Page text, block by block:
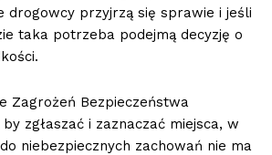
drogowcy przyjrzą się sprawie i jeśli
taka potrzeba podejmą decyzję o
Zagrożeń Bezpieczeństwa
zgłaszać i zaznaczać miejsca, w
niebezpiecznych zachowań nie ma